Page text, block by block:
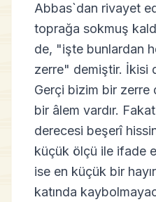
Abbas`dan rivayet
toprağa sokmuş
de, "işte bunlardan
zerre" demiştir. İkisi
Gerçi bizim bir
bir âlem vardır.
derecesi beşerî
küçük ölçü ile ifade
ise en küçük bir
katında